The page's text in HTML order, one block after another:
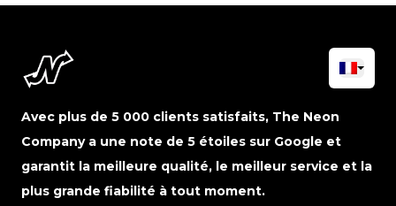
Avec plus de 5 000 clients satisfaits, The Neon
Company a une note de 5 étoiles sur Google et
garantit la meilleure qualité, le meilleur service et la
plus grande fiabilité à tout moment.